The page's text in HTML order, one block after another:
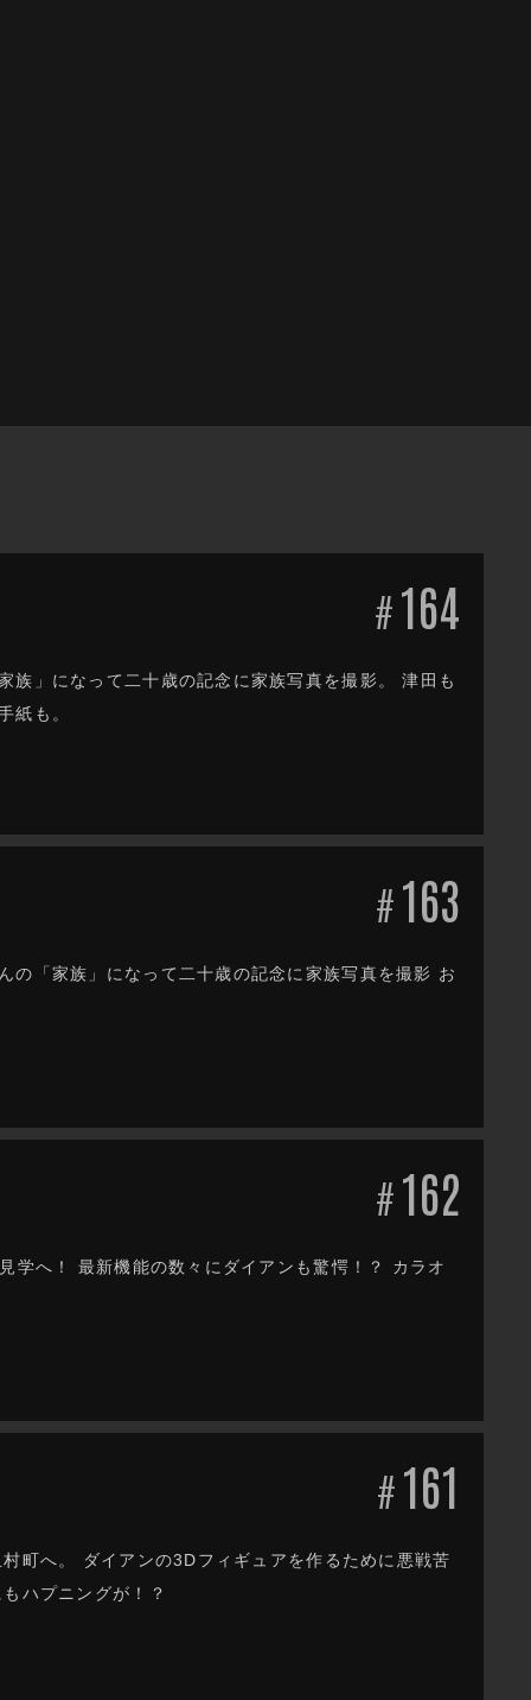
#164
」になって二十歳の記念に家族写真を撮影。 津田も
紙も。
#163
「家族」になって二十歳の記念に家族写真を撮影 お
#162
へ！ 最新機能の数々にダイアンも驚愕！？ カラオ
#161
へ。 ダイアンの3Dフィギュアを作るために悪戦苦
ハプニングが！？